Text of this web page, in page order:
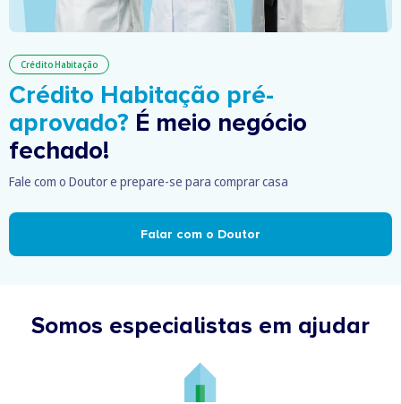
Crédito Habitação
Crédito Habitação pré-
aprovado? É meio negócio
fechado!
Fale com o Doutor e prepare-se para comprar casa
Falar com o Doutor
Somos especialistas em ajudar